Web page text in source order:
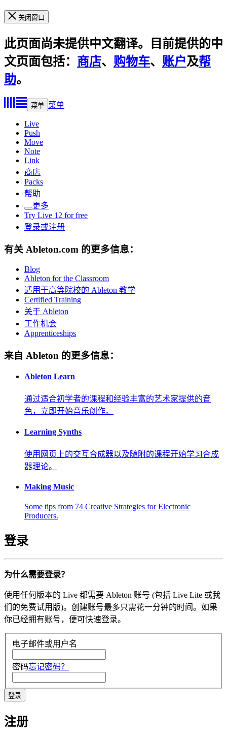
关闭窗口
此页面尚未提供中文翻译。目前提供的中
文页面包括： 商店、 购物车、 账户及帮
助。
菜单 菜单
Live
Push
Move
Note
Link
商店
Packs
帮助
更多
Try Live 12 for free
登录或注册
有关 Ableton.com 的更多信息：
Blog
Ableton for the Classroom
适用于高等院校的 Ableton 教学
Certified Training
关于 Ableton
工作机会
Apprenticeships
来自 Ableton 的更多信息：
Ableton Learn
通过适合初学者的课程和经验丰富的艺术家提供的音
色，立即开始音乐创作。
Learning Synths
使用网页上的交互合成器以及随附的课程开始学习合成
器理论。
Making Music
Some tips from 74 Creative Strategies for Electronic
Producers.
登录
为什么需要登录？
使用任何版本的 Live 都需要 Ableton 账号 (包括 Live Lite 或我
们的免费试用版)。创建账号最多只需花一分钟的时间。如果
你已经拥有账号，便可快速登录。
电子邮件或用户名
密码忘记密码？
注册